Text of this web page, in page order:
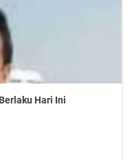
Hari Ini